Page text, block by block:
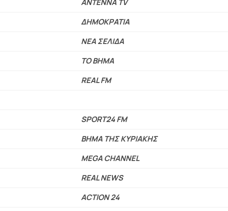
ANTENNA TV
ΔΗΜΟΚΡΑΤΙΑ
ΝΕΑ ΣΕΛΙΔΑ
ΤΟ ΒΗΜΑ
REAL FM
SPORT24 FM
ΒΗΜΑ ΤΗΣ ΚΥΡΙΑΚΗΣ
MEGA CHANNEL
REAL NEWS
ACTION 24